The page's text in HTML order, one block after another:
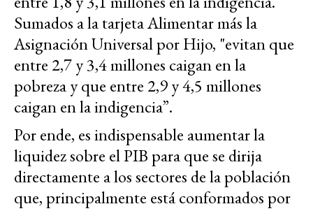
Sumados a la tarjeta Alimentar más la
Asignación Universal por Hijo, "evitan que
entre 2,7 y 3,4 millones caigan en la
pobreza y que entre 2,9 y 4,5 millones
caigan en la indigencia”.
Por ende, es indispensable aumentar la
liquidez sobre el PIB para que se dirija
directamente a los sectores de la población
que, principalmente está conformados por